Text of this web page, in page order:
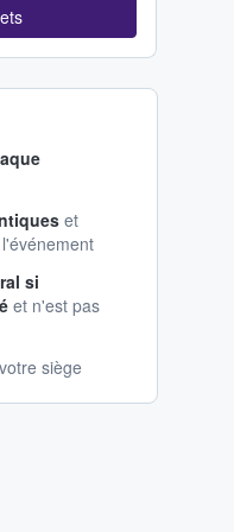
et
si
et n'est pas
votre siège